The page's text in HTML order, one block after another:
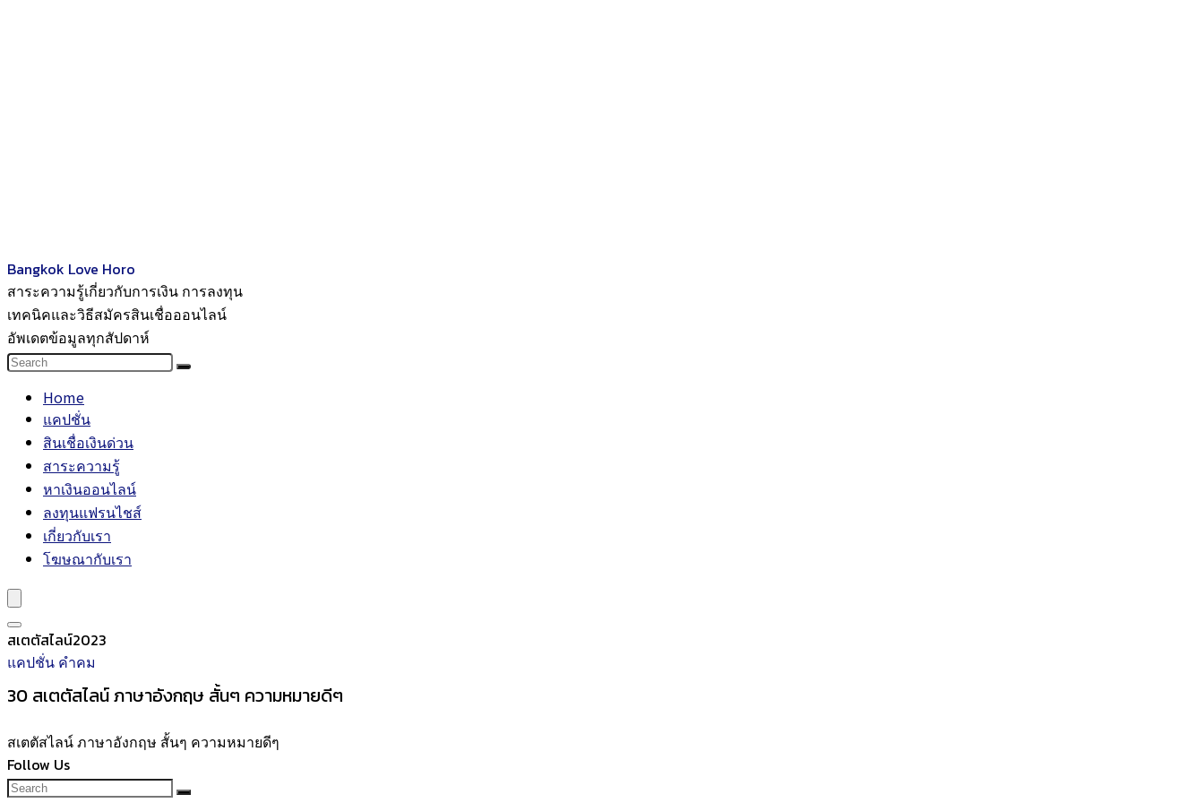
Bangkok Love Horo
สาระความรู้เกี่ยวกับการเงิน การลงทุน
เทคนิคและวิธีสมัครสินเชื่อออนไลน์
อัพเดตข้อมูลทุกสัปดาห์
Home
แคปชั่น
สินเชื่อเงินด่วน
สาระความรู้
หาเงินออนไลน์
ลงทุนแฟรนไชส์
เกี่ยวกับเรา
โฆษณากับเรา
สเตตัสไลน์2023
แคปชั่น คำคม
30 สเตตัสไลน์ ภาษาอังกฤษ สั้นๆ ความหมายดีๆ
สเตตัสไลน์ ภาษาอังกฤษ สั้นๆ ความหมายดีๆ
Follow Us